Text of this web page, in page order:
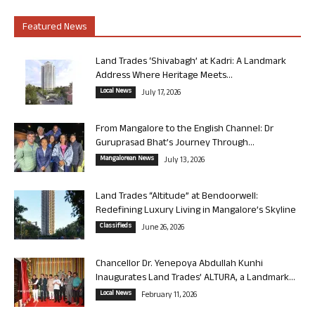
Featured News
Land Trades ‘Shivabagh’ at Kadri: A Landmark
Address Where Heritage Meets...
Local News July 17, 2026
From Mangalore to the English Channel: Dr
Guruprasad Bhat’s Journey Through...
Mangalorean News July 13, 2026
Land Trades “Altitude” at Bendoorwell:
Redefining Luxury Living in Mangalore’s Skyline
Classifieds June 26, 2026
Chancellor Dr. Yenepoya Abdullah Kunhi
Inaugurates Land Trades’ ALTURA, a Landmark...
Local News February 11, 2026